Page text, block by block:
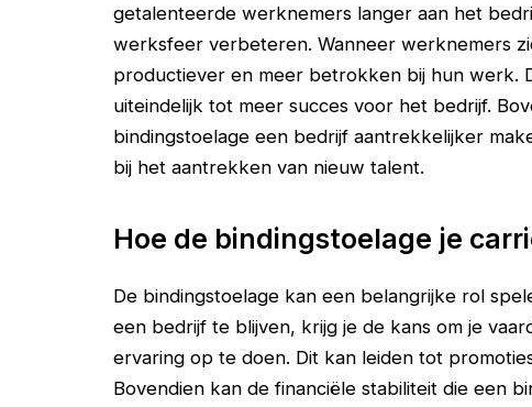
getalenteerde werknemers langer aan het
werksfeer verbeteren. Wanneer werknemers
productiever en meer betrokken bij hun werk.
uiteindelijk tot meer succes voor het bedrijf.
bindingstoelage een bedrijf aantrekkelijker
bij het aantrekken van nieuw talent.
Hoe de bindingstoelage je
De bindingstoelage kan een belangrijke rol
een bedrijf te blijven, krijg je de kans om je
ervaring op te doen. Dit kan leiden tot
Bovendien kan de financiële stabiliteit die een